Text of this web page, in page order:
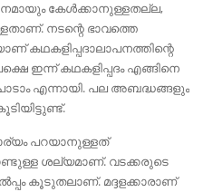
കേൾക്കാനുള്ളതല്ല,
നടന്റെ ഭാവത്തെ
കഥകളിപ്പദാലാപനത്തിന്റെ
ഇന്ന് കഥകളിപ്പദം എങ്ങിനെ
എന്നായി. പല അബദ്ധങ്ങളും
പറയാനുള്ളത്
ശല്യമാണ്. വടക്കരുടെ
കൂടുതലാണ്. മദ്ദളക്കാരാണ്